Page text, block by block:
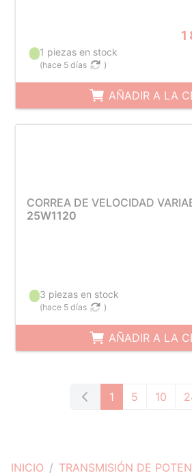
INICIO TRANSMISIÓN DE
1
1 piezas en stock
(hace 5 días )
AÑADIR A LA
CORREA DE VELOCIDAD
25W1120
3 piezas en stock
(hace 5 días )
AÑADIR A LA
1 5 10